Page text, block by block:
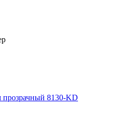
прозрачный 8130-KD